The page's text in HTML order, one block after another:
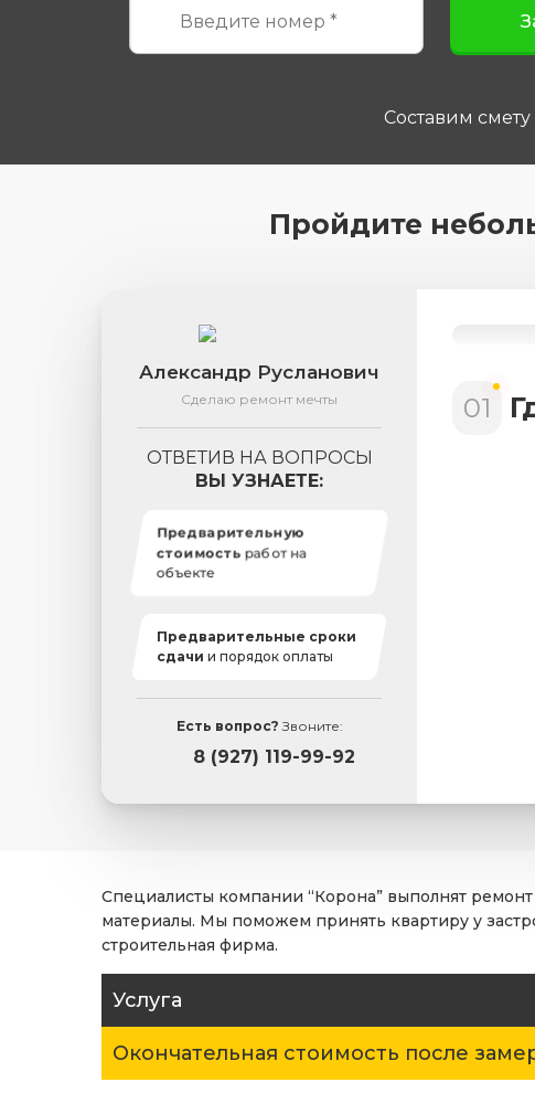
Составим смету
Пройдите
Александр Русланович
Сделаю ремонт мечты
ОТВЕТИВ НА ВОПРОСЫ
ВЫ УЗНАЕТЕ:
Предварительную
стоимость работ на
объекте
Предварительные сроки
сдачи и порядок оплаты
Есть вопрос? Звоните:
8 (927) 119-99-92
01
Специалисты компании “Корона” выполнят
материалы. Мы поможем принять квартиру у
строительная фирма.
Услуга
Окончательная стоимость после